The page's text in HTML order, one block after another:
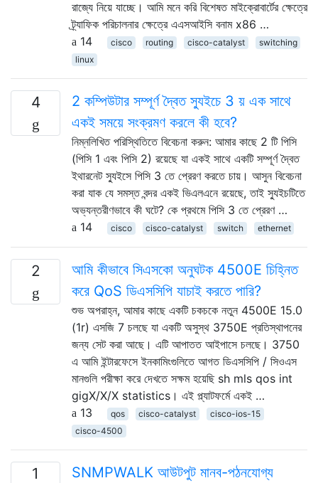
রাজ্যে নিয়ে যাচ্ছে। আমি মনে করি বিশেষত মাইক্রোবার্টের ক্ষেত্রে
ট্র্যাফিক পরিচালনার ক্ষেত্রে এএসআইসি বনাম x86 …
14
cisco routing cisco-catalyst
switching
linux
4
2 কম্পিউটার সম্পূর্ণ দ্বৈত স্যুইচে 3 য় এক সাথে
একই সময়ে সংক্রমণ করলে কী হবে?
নিম্নলিখিত পরিস্থিতিতে বিবেচনা করুন: আমার কাছে 2 টি পিসি
(পিসি 1 এবং পিসি 2) রয়েছে যা একই সাথে একটি সম্পূর্ণ দ্বৈত
ইথারনেট স্যুইসে পিসি 3 তে প্রেরণ করতে চায়। আসুন বিবেচনা
করা যাক যে সমস্ত বন্দর একই ভিএলএনে রয়েছে, তাই স্যুইচটিতে
অভ্যন্তরীণভাবে কী ঘটে? কে প্রথমে পিসি 3 তে প্রেরণ …
14
cisco cisco-catalyst switch ethernet
2
আমি কীভাবে সিএসকো অনুঘটক 4500E চিহ্নিত
করে QoS ডিএসসিপি যাচাই করতে পারি?
শুভ অপরাহ্ন, আমার কাছে একটি চকচকে নতুন 4500E 15.0
(1r) এসজি 7 চলছে যা একটি অসুস্থ 3750E প্রতিস্থাপনের
জন্য সেট করা আছে। এটি আপাতত আইপাসে চলছে। 3750
এ আমি ইন্টারফেসে ইনকামিংগুলিতে আগত ডিএসসিপি / সিওএস
মানগুলি পরীক্ষা করে দেখতে সক্ষম হয়েছি sh mls qos int
gigX/X/X statistics। এই প্ল্যাটফর্মে একই …
13
qos cisco-catalyst
cisco-ios-15
cisco-4500
1
SNMPWALK আউটপুট মানব-পঠনযোগ্য